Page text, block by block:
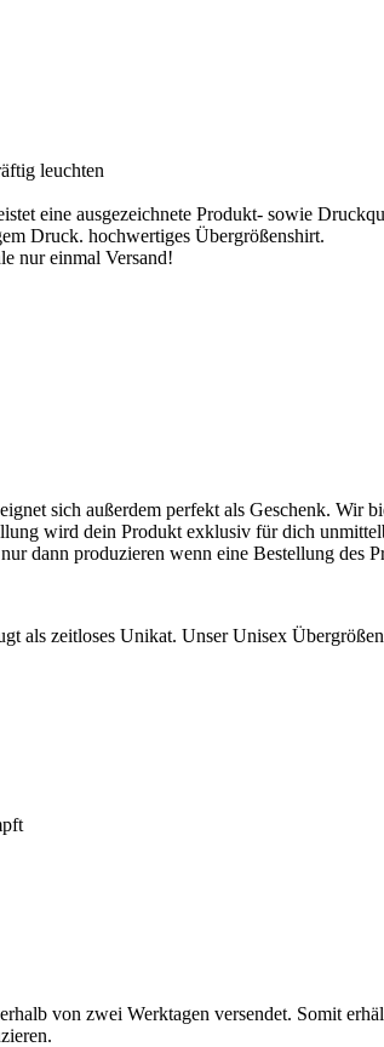
leuchten
eine ausgezeichnete Produkt- sowie
Druck. hochwertiges Übergrößenshirt.
nur einmal Versand!
sich außerdem perfekt als Geschenk. Wir
wird dein Produkt exklusiv für dich
dann produzieren wenn eine Bestellung des
als zeitloses Unikat. UnserUnisex
von zwei Werktagen versendet. Somit